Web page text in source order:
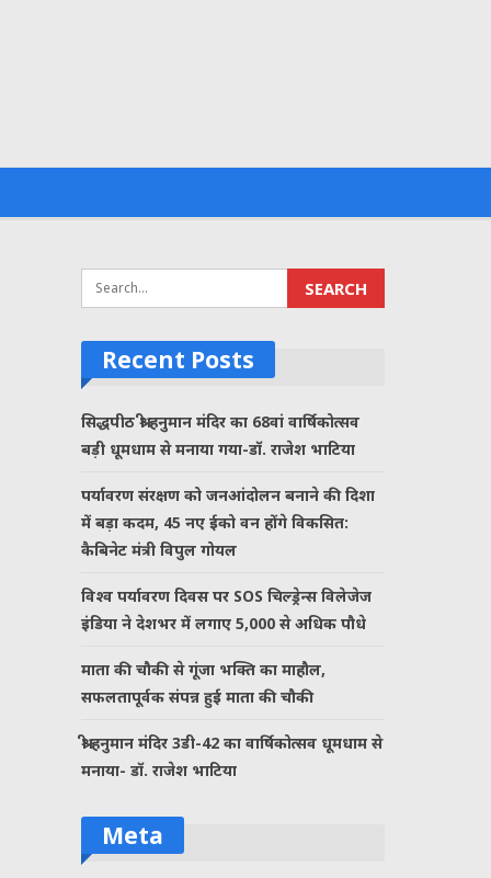
Recent Posts
सिद्धपीठ श्री हनुमान मंदिर का 68वां वार्षिकोत्सव
बड़ी धूमधाम से मनाया गया-डॉ. राजेश भाटिया
पर्यावरण संरक्षण को जनआंदोलन बनाने की दिशा
में बड़ा कदम, 45 नए ईको वन होंगे विकसित:
कैबिनेट मंत्री विपुल गोयल
विश्व पर्यावरण दिवस पर SOS चिल्ड्रेन्स विलेजेज
इंडिया ने देशभर में लगाए 5,000 से अधिक पौधे
माता की चौकी से गूंजा भक्ति का माहौल,
सफलतापूर्वक संपन्न हुई माता की चौकी
श्री हनुमान मंदिर 3डी-42 का वार्षिकोत्सव धूमधाम से
मनाया- डॉ. राजेश भाटिया
Meta